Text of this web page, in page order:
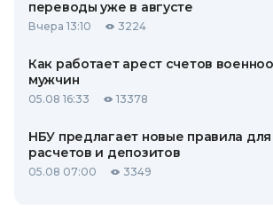
переводы уже в августе
Вчера 13:10 3224
Как работает арест счетов
мужчин
05.08 16:33 13378
НБУ предлагает новые правила
расчетов и депозитов
05.08 07:00 3349